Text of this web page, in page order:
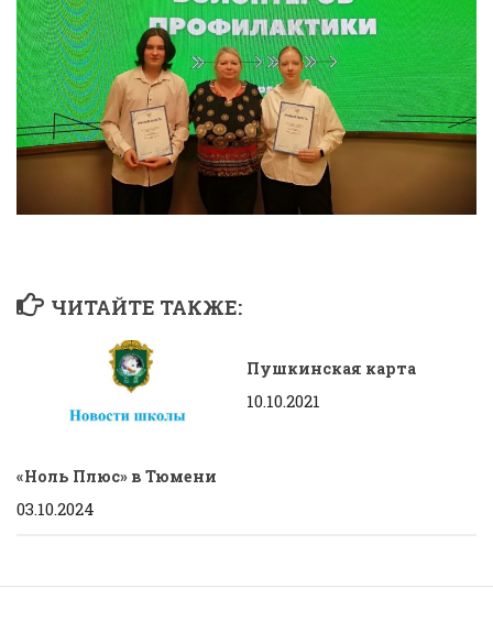
ЧИТАЙТЕ ТАКЖЕ:
«Ноль Плюс» в Тюмени
03.10.2024
Пушкинская карта
10.10.2021